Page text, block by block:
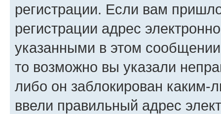
регистрации. Если вам
регистрации адрес
указанными в этом
то возможно вы указали
либо он заблокирован
ввели правильный адрес